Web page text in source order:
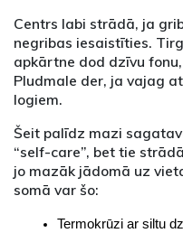
Centrs labi strādā, ja
negribas iesaistīties.
apkārtne dod dzīvu
Pludmale der, ja vajag
logiem.
Šeit palīdz mazi
“self-care”, bet tie
jo mazāk jādomā uz
somā var šo:
Termokrūzi ar siltu